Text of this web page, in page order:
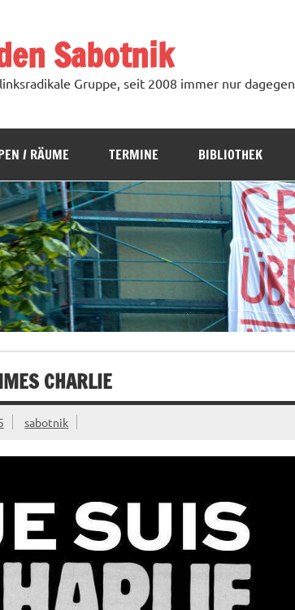
Sabotnik
Gruppe, seit 2008 immer nur dagegen
/ RÄUME TERMINE BIBLIOTHEK
CHARLIE
sabotnik